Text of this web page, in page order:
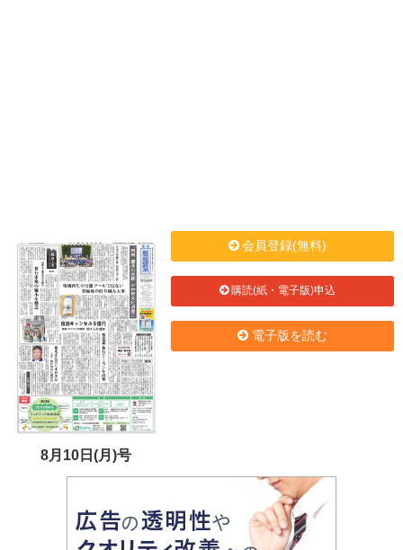
8月10日(月)号
会員登録(無料)
購読(紙・電子版)申込
電子版を読む